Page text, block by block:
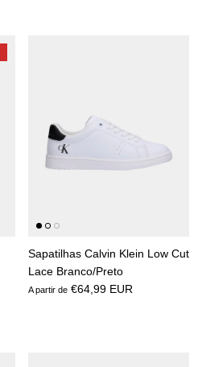
Sapatilhas Calvin Klein Low Cut
Lace Branco/Preto
A partir de €64,99 EUR